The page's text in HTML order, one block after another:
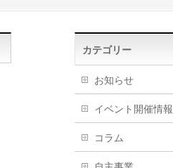
カテゴリー
お知らせ
イベント開催情報
コラム